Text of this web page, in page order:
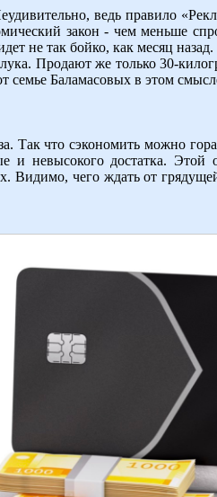
ведь правило
закон - чем меньше
не так бойко, как месяц назад.
Продают же только 30-
семье Баламасовых в этом
Так что сэкономить можно
невысокого достатка. Этой
Видимо, чего ждать от